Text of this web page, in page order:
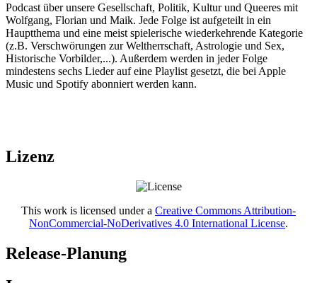
Podcast über unsere Gesellschaft, Politik, Kultur und Queeres mit
Wolfgang, Florian und Maik. Jede Folge ist aufgeteilt in ein
Hauptthema und eine meist spielerische wiederkehrende Kategorie
(z.B. Verschwörungen zur Weltherrschaft, Astrologie und Sex,
Historische Vorbilder,...). Außerdem werden in jeder Folge
mindestens sechs Lieder auf eine Playlist gesetzt, die bei Apple
Music und Spotify abonniert werden kann.
Lizenz
This work is licensed under a Creative Commons Attribution-
NonCommercial-NoDerivatives 4.0 International License.
Release-Planung